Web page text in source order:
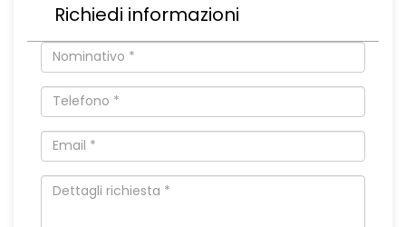
Richiedi informazioni